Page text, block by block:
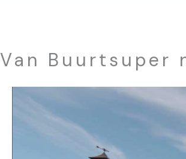
Van Buurtsuper